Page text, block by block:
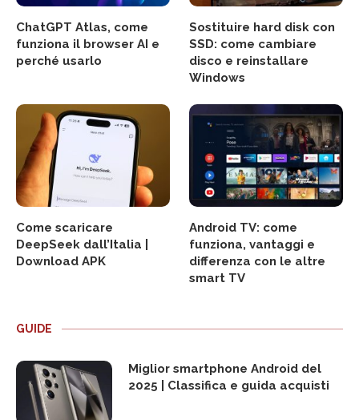
ChatGPT Atlas, come
funziona il browser AI e
perché usarlo
Sostituire hard disk con
SSD: come cambiare
disco e reinstallare
Windows
Come scaricare
DeepSeek dall’Italia |
Download APK
Android TV: come
funziona, vantaggi e
differenza con le altre
smart TV
GUIDE
Miglior smartphone Android del
2025 | Classifica e guida acquisti